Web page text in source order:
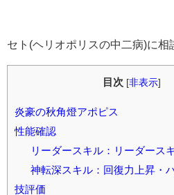
セト(ヘリオポリスの中二病)に相
目次 [非表示]
炎豪の秋角燈アポピス
性能確認
リーダースキル：リーダース
神転深スキル：回復力上昇・
技評価